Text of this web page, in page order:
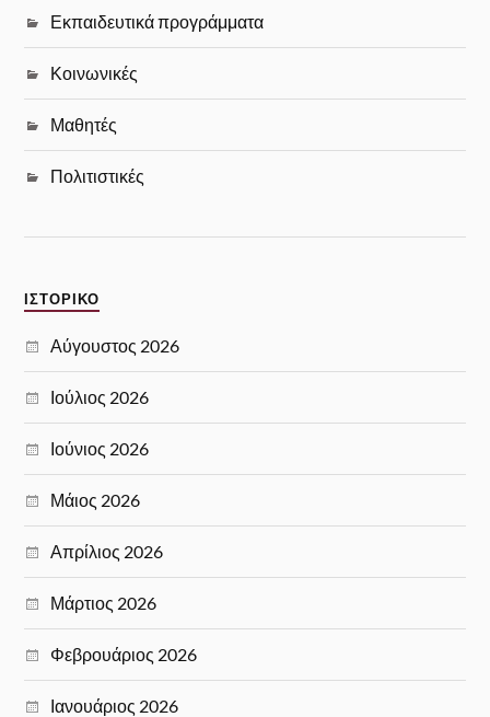
Εκπαιδευτικά προγράμματα
Κοινωνικές
Μαθητές
Πολιτιστικές
ΙΣΤΟΡΙΚΌ
Αύγουστος 2026
Ιούλιος 2026
Ιούνιος 2026
Μάιος 2026
Απρίλιος 2026
Μάρτιος 2026
Φεβρουάριος 2026
Ιανουάριος 2026